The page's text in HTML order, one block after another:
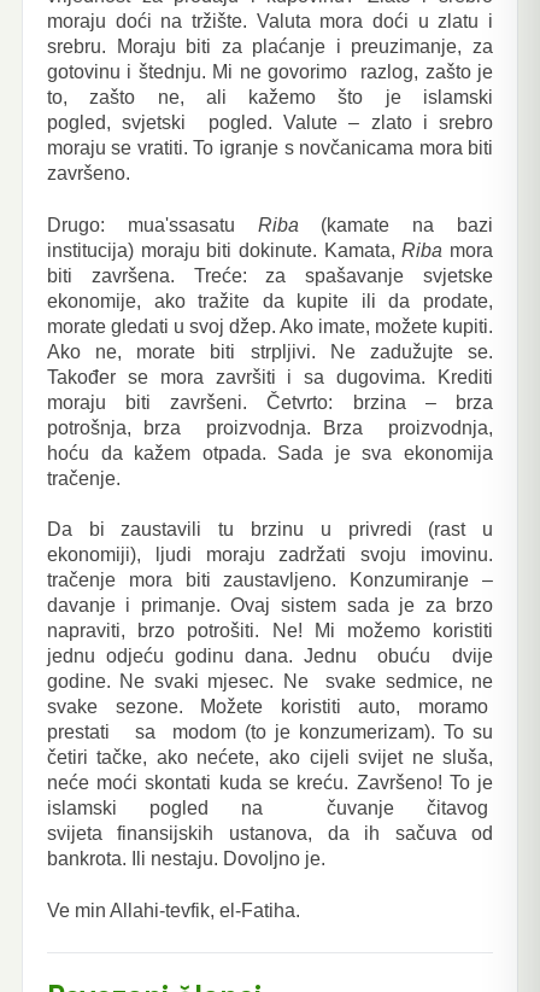
moraju doći na tržište. Valuta mora doći u zlatu i
srebru. Moraju biti za plaćanje i preuzimanje, za
gotovinu i štednju. Mi ne govorimo razlog, zašto je
to, zašto ne, ali kažemo što je islamski
pogled, svjetski pogled. Valute – zlato i srebro
moraju se vratiti. To igranje s novčanicama mora biti
završeno.
Drugo: mua'ssasatu Riba
(kamate na bazi
institucija) moraju biti dokinute. Kamata, Riba mora
biti završena. Treće: za spašavanje svjetske
ekonomije, ako tražite da kupite ili da prodate,
morate gledati u svoj džep. Ako imate, možete kupiti.
Ako ne, morate biti strpljivi. Ne zadužujte se.
Također se mora završiti i sa dugovima. Krediti
moraju biti završeni. Četvrto: brzina – brza
potrošnja, brza proizvodnja. Brza proizvodnja,
hoću da kažem otpada. Sada je sva ekonomija
tračenje.
Da bi zaustavili tu brzinu u privredi (rast u
ekonomiji), ljudi moraju zadržati svoju imovinu.
tračenje mora biti zaustavljeno. Konzumiranje –
davanje i primanje. Ovaj sistem sada je za brzo
napraviti, brzo potrošiti. Ne! Mi možemo koristiti
jednu odjeću godinu dana. Jednu obuću dvije
godine. Ne svaki mjesec. Ne svake sedmice, ne
svake sezone. Možete koristiti auto, moramo
prestati sa modom (to je konzumerizam). To su
četiri tačke, ako nećete, ako cijeli svijet ne sluša,
neće moći skontati kuda se kreću. Završeno! To je
islamski pogled na čuvanje čitavog
svijeta finansijskih ustanova, da ih sačuva od
bankrota. Ili nestaju. Dovoljno je.
Ve min Allahi-tevfik, el-Fatiha.